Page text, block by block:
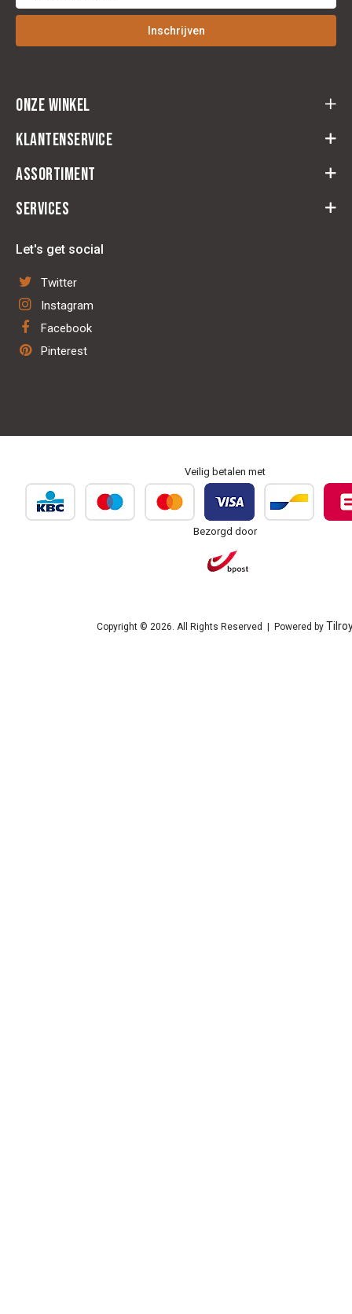
Inschrijven
Onze winkel
Cloots Ruitersport
2830 Willebroek
Route
Klantenservice
Retourformulier
Algemene Voorwaarden
Contact
Privacybeleid
Assortiment
Ruiter
Stal & Weide
Technologie
Hond
Services
Deken was & hersteldienst
Verkoop trailer & birth alarm
Herstel & onderhoud
Personaliseren & borduren
Let's get social
Twitter
Instagram
Facebook
Pinterest
Veilig betalen met
Bezorgd door
Copyright © 2026. All Rights Reserved | Powered by